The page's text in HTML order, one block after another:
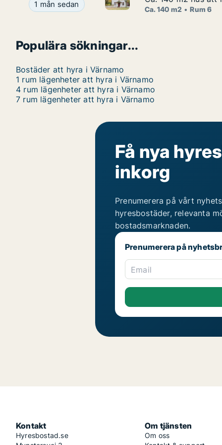
Ca. 140 m2 hus att hyra i Värnamo, Thure
1 mån sedan
Ca. 140 m2 Rum 6
Populära sökningar...
Bostäder att hyra i Värnamo
1 rum lägenheter att hyra i Värnamo
4 rum lägenheter att hyra i Värnamo
7 rum lägenheter att hyra i Värnamo
Få nya
inkorg
Prenumerera på vårt
hyresbostäder, relevanta
bostadsmarknaden.
Prenumerera på
Email
Kontakt
Hyresbostad.se
Om tjänsten
Om oss